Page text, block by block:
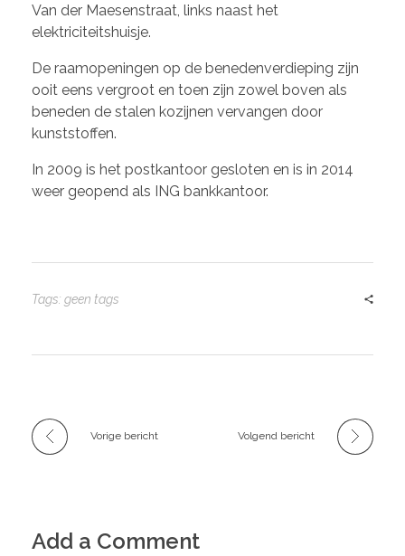
Van der Maesenstraat, links naast het
elektriciteitshuisje.
De raamopeningen op de benedenverdieping zijn
ooit eens vergroot en toen zijn zowel boven als
beneden de stalen kozijnen vervangen door
kunststoffen.
In 2009 is het postkantoor gesloten en is in 2014
weer geopend als ING bankkantoor.
Tags: geen tags
Vorige bericht Volgend bericht
Add a Comment